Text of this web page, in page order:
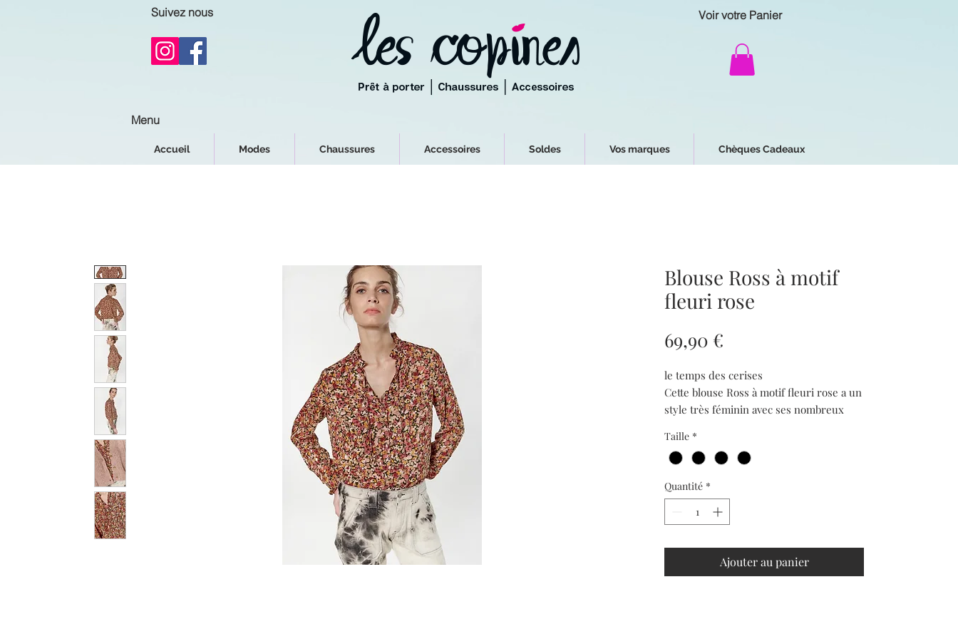
Suivez nous Voir votre Panier
Menu
Accueil Modes Chaussures Accessoires Soldes Vos marques Chèques Cadeaux
Blouse Ross à motif
fleuri rose
69,90 €
le temps des cerises
Cette blouse Ross à motif fleuri rose a un
style très féminin avec ses nombreux
volants, sa fermeture à boutons, ses
poches poitrine et son lien au cou pour
plus de raffiné.
- Col tunisien
- Coupe : droite
- Type de fermeture : boutonnée
- Manches longues
- Poignets : boutonnés
- Tissu : fluide
Taille *
Quantité *
Ajouter au panier